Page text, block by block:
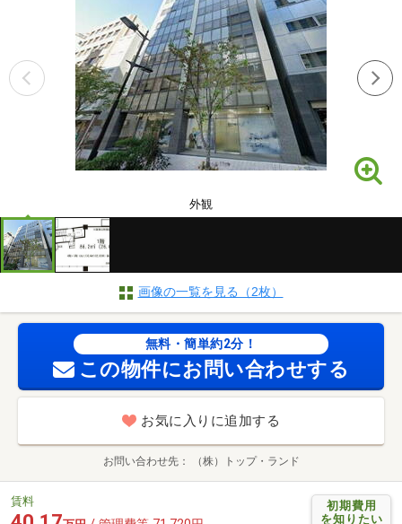
外観
画像の一覧を見る（2枚）
無料・簡単約2分！
この物件にお問い合わせする
お気に入りに追加する
お問い合わせ先 （株）トップ・ランド
初期費用
を知りたい
賃料